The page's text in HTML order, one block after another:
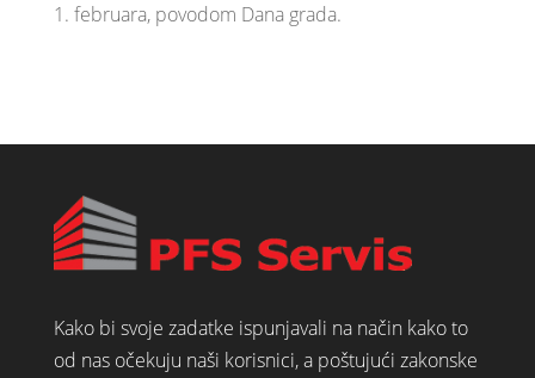
1. februara, povodom Dana grada.
Kako bi svoje zadatke ispunjavali na način kako to
od nas očekuju naši korisnici, a poštujući zakonske